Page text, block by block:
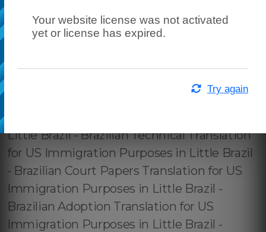
Your website license was not activated
yet or license has expired.
Try again